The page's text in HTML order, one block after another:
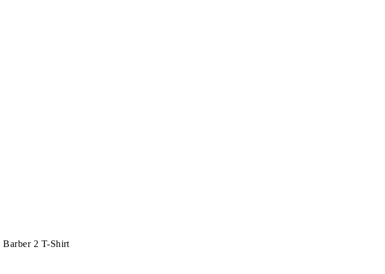
Barber 2 T-Shirt